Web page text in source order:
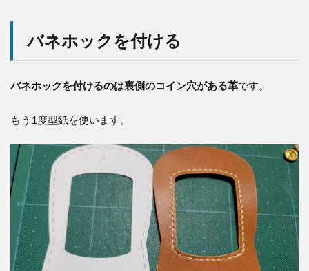
バネホックを付ける
バネホックを付けるのは裏側のコイン穴がある革です。
もう1度型紙を使います。